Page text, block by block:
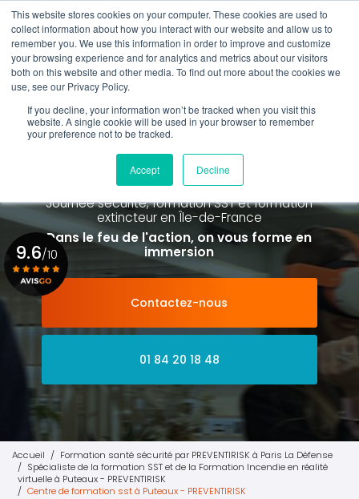
This website stores cookies on your computer. These cookies are used to
collect information about how you interact with our website and allow us to
remember you. We use this information in order to improve and customize
your browsing experience and for analytics and metrics about our visitors
both on this website and other media. To find out more about the cookies we
use, see our Privacy Policy.
If you decline, your information won’t be tracked when you visit this
website. A single cookie will be used in your browser to remember
your preference not to be tracked.
Accept Decline
Aller
au
contenu
principal
01 84 20 18 48
Spécialiste de la formation SST et
de la Formation Incendie
à Paris La Défense depuis 2015
Journée sécurité, formation SST et formation
extincteuren Île-de-France
Dans le feu de l'action, on vous forme en
immersion
Contactez-nous
01 84 20 18 48
9.6/10
Voir le certificat
Accueil
Formation santé sécurité par PREVENTIRISK à Paris La Défense
Spécialiste de la formation SST et de la Formation Incendie en réalité
virtuelle à Puteaux - PREVENTIRISK
Centre de formation sst à Puteaux - PREVENTIRISK